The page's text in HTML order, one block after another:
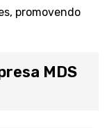
promovendo
MDS